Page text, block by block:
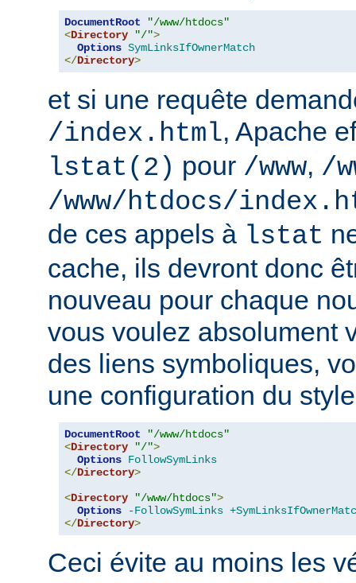
DocumentRoot
"/www/htdocs"
<Directory "/">
Options SymLinksIfOwnerMatch
</Directory>
et si une requête
/index.html, Apache
lstat(2) pour /www, /
/www/htdocs/
de ces appels à lstat
cache, ils devront donc
nouveau pour chaque
vous voulez absolument
des liens symboliques,
une configuration du
DocumentRoot
"/www/htdocs"
<Directory "/">
Options FollowSymLinks
</Directory>
<Directory "/www/htdocs">
Options
-FollowSymLinks
</Directory>
Ceci évite au moins les